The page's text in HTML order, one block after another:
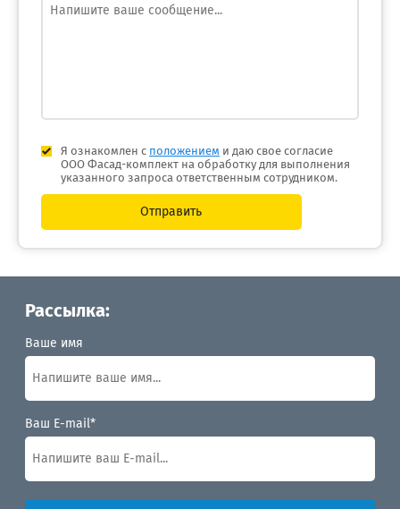
Я ознакомлен с положением и даю свое согласие
ООО Фасад-комплект на обработку для выполнения
указанного запроса ответственным сотрудником.
Отправить
Рассылка:
Ваше имя
Ваш E-mail*